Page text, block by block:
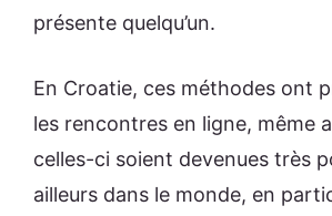
présente quelqu’un.
En Croatie, ces méthodes ont
les rencontres en ligne, même
celles-ci soient devenues très
ailleurs dans le monde, en